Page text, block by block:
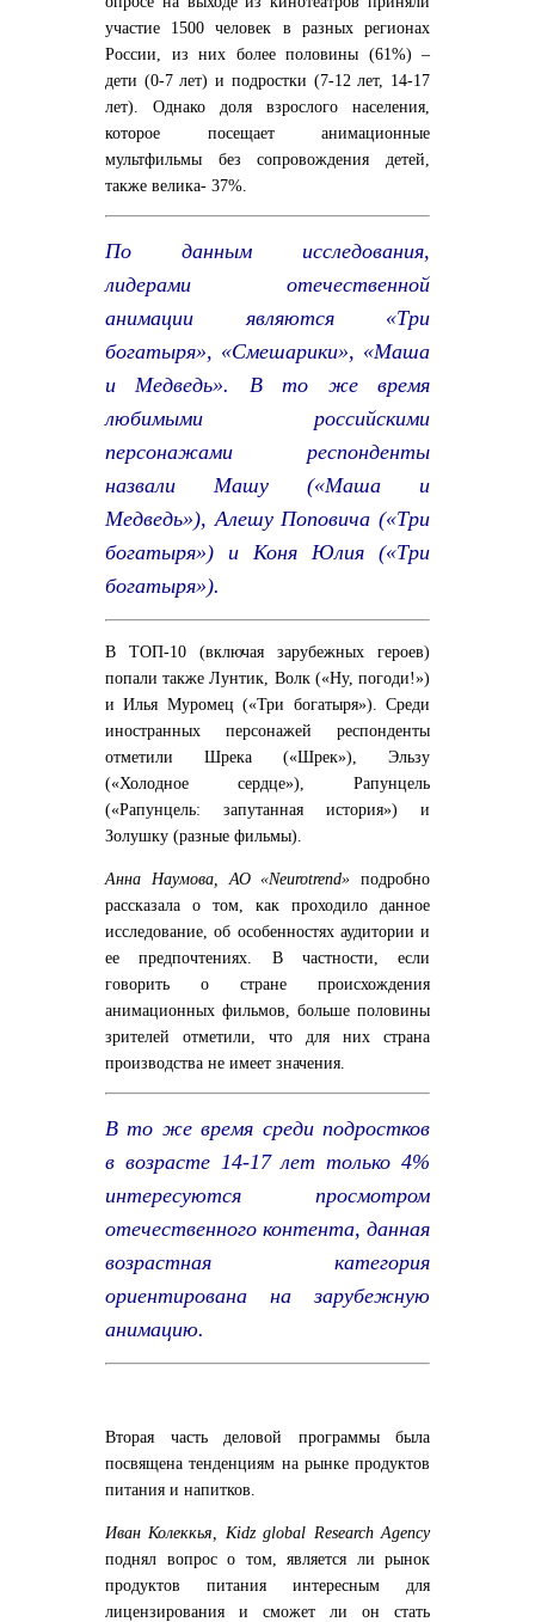
участие 1500 человек в разных регионах
России, из них более половины (61%) –
дети (0-7 лет) и подростки (7-12 лет, 14-17
лет). Однако доля взрослого населения,
которое посещает анимационные
мультфильмы без сопровождения детей,
также велика- 37%.
По данным исследования,
лидерами отечественной
анимации являются «Три
богатыря», «Смешарики», «Маша
и Медведь». В то же время
любимыми российскими
персонажами респонденты
назвали Машу («Маша и
Медведь»), Алешу Поповича («Три
богатыря») и Коня Юлия («Три
богатыря»).
В ТОП-10 (включая зарубежных героев)
попали также Лунтик, Волк («Ну, погоди!»)
и Илья Муромец («Три богатыря»). Среди
иностранных персонажей респонденты
отметили Шрека («Шрек»), Эльзу
(«Холодное сердце»), Рапунцель
(«Рапунцель: запутанная история») и
Золушку (разные фильмы).
Анна Наумова, АО «Neurotrend» подробно
рассказала о том, как проходило данное
исследование, об особенностях аудитории и
ее предпочтениях. В частности, если
говорить о стране происхождения
анимационных фильмов, больше половины
зрителей отметили, что для них страна
производства не имеет значения.
В то же время среди подростков
в возрасте 14-17 лет только 4%
интересуются просмотром
отечественного контента, данная
возрастная категория
ориентирована на зарубежную
анимацию.
Вторая часть деловой программы была
посвящена тенденциям на рынке продуктов
питания и напитков.
Иван Колеккья, Kidz global Research Agency
поднял вопрос о том, является ли рынок
продуктов питания интересным для
лицензирования и сможет ли он стать